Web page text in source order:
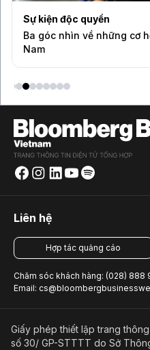
Bloomberg
Lo ngại an ninh
Liên hệ
Hợp tác quảng cáo
Chăm sóc khách hàng: (028) 888
Email:
Giấy phép thiết lập trang
số 30/ GP-STTTT do Sở